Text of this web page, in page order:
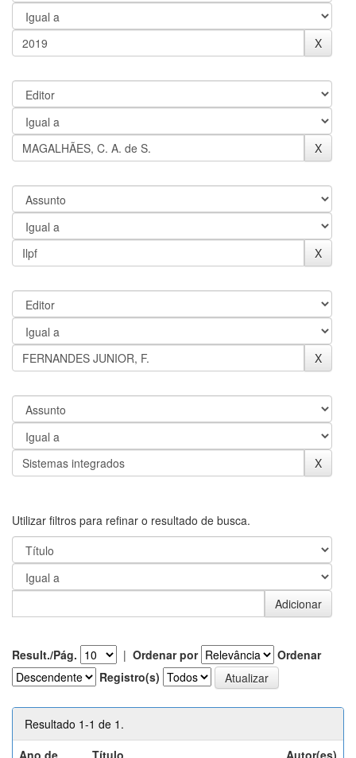
Utilizar filtros para refinar o resultado de busca.
Result./Pág. | Ordenar por
Ordenar
Registro(s)
Resultado 1-1 de 1.
Ano de
Título Autor(es)